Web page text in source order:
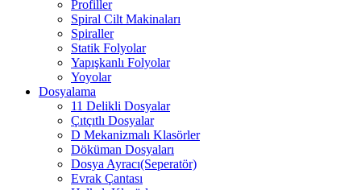
Profiller
Spiral Cilt Makinaları
Spiraller
Statik Folyolar
Yapışkanlı Folyolar
Yoyolar
Dosyalama
11 Delikli Dosyalar
Çıtçıtlı Dosyalar
D Mekanizmalı Klasörler
Döküman Dosyaları
Dosya Ayracı(Seperatör)
Evrak Çantası